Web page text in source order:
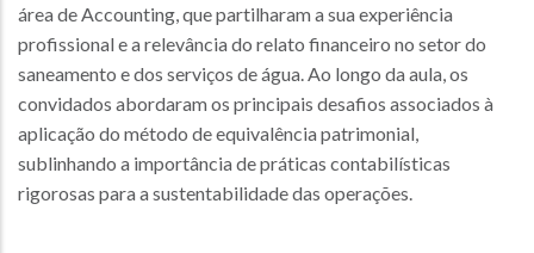
área de Accounting, que partilharam a sua experiência
profissional e a relevância do relato financeiro no setor do
saneamento e dos serviços de água. Ao longo da aula, os
convidados abordaram os principais desafios associados à
aplicação do método de equivalência patrimonial,
sublinhando a importância de práticas contabilísticas
rigorosas para a sustentabilidade das operações.